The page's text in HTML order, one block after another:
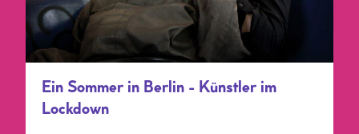
Ein Sommer in Berlin - Künstler im
Lockdown